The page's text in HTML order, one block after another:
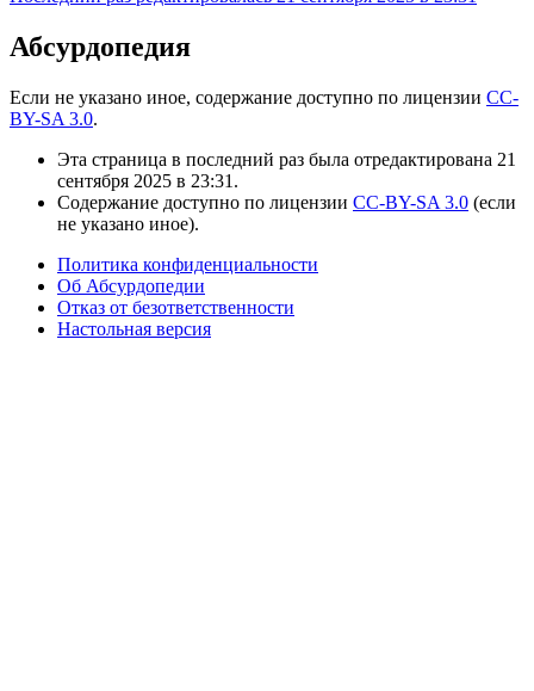
Абсурдопедия
Если не указано иное, содержание доступно по лицензии CC-
BY-SA 3.0.
Эта страница в последний раз была отредактирована 21
сентября 2025 в 23:31.
Содержание доступно по лицензии CC-BY-SA 3.0 (если
не указано иное).
Политика конфиденциальности
Об Абсурдопедии
Отказ от безответственности
Настольная версия